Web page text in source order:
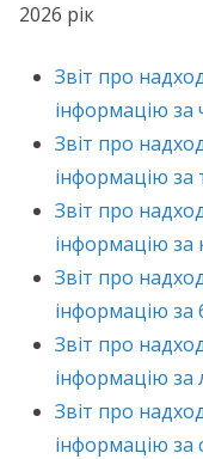
2026 рік
Звіт про
інформацію за
Звіт про
інформацію за
Звіт про
інформацію за
Звіт про
інформацію за
Звіт про
інформацію за
Звіт про
інформацію за